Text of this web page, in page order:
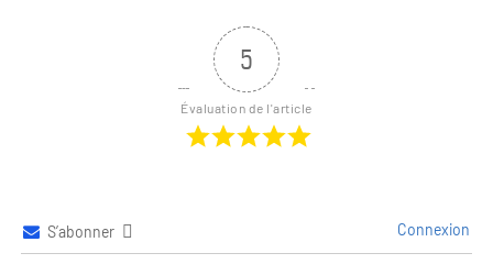
5
Évaluation de l'article
S’abonner Connexion